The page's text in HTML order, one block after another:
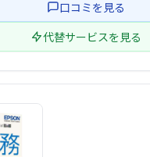
口コミを見る
代替サービスを見る